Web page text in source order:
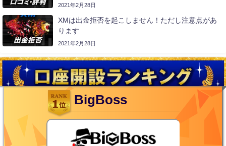
2021年2月28日
XMは出金拒否を起こしません！ただし注意点があ
ります
2021年2月28日
BigBoss